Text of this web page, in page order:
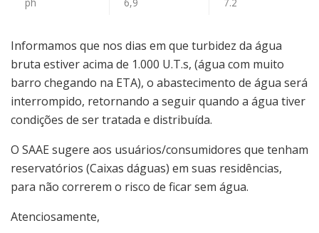
Informamos que nos dias em que turbidez da água
bruta estiver acima de 1.000 U.T.s, (água com muito
barro chegando na ETA), o abastecimento de água será
interrompido, retornando a seguir quando a água tiver
condições de ser tratada e distribuída.
O SAAE sugere aos usuários/consumidores que tenham
reservatórios (Caixas dáguas) em suas residências,
para não correrem o risco de ficar sem água.
Atenciosamente,